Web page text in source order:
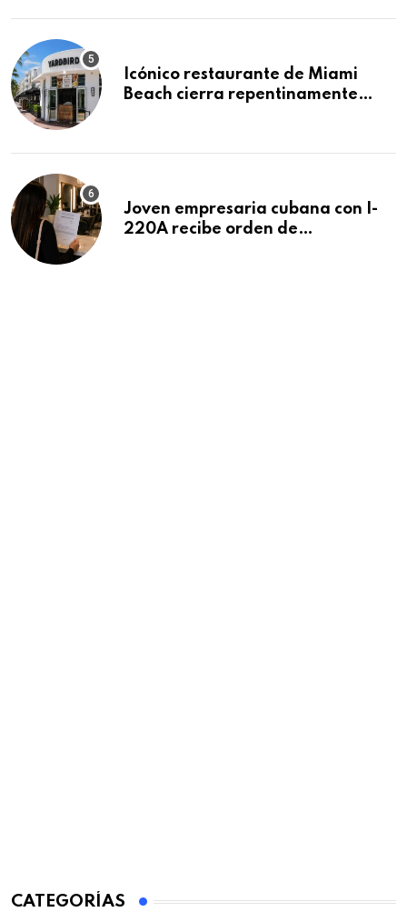
Icónico restaurante de Miami
Beach cierra repentinamente
Joven empresaria cubana con I-
220A recibe orden de
CATEGORÍAS